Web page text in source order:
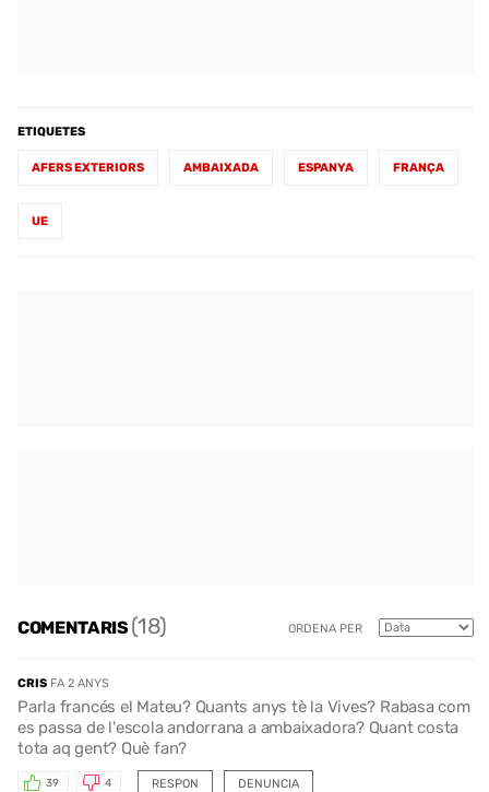
ETIQUETES
AFERS EXTERIORS AMBAIXADA ESPANYA FRANÇA
UE
COMENTARIS(18) ORDENA PER
CRIS FA 2 ANYS
Parla francés el Mateu? Quants anys tè la Vives? Rabasa com
es passa de l'escola andorrana a ambaixadora? Quant costa
tota aq gent? Què fan?
RESPON
39 4 DENUNCIA